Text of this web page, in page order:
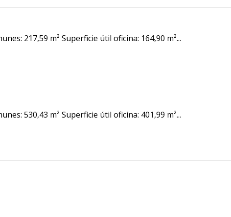
217,59 m² Superficie útil oficina: 164,90 m²...
530,43 m² Superficie útil oficina: 401,99 m²...